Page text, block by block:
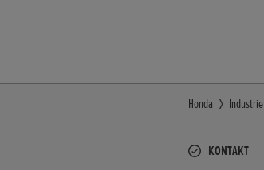
Honda Industrie
KONTAKT